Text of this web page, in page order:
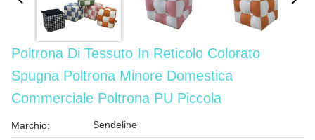
Poltrona Di Tessuto In Reticolo Colorato
Spugna Poltrona Minore Domestica
Commerciale Poltrona PU Piccola
Marchio: Sendeline